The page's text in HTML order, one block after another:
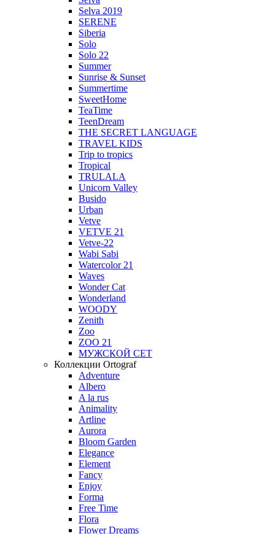
Selva 2019
SERENE
Siberia
Solo
Solo 22
Summer
Sunrise & Sunset
Summertime
SweetHome
TeaTime
TeenDream
THE SECRET LANGUAGE
TRAVEL KIDS
Trip to tropics
Tropical
TRULALA
Unicorn Valley
Busido
Urban
Vetve
VETVE 21
Vetve-22
Wabi Sabi
Watercolor 21
Waves
Wonder Cat
Wonderland
WOODY
Zenith
Zoo
ZOO 21
МУЖСКОЙ СЕТ
Коллекции Ortograf
Adventure
Albero
A la rus
Animality
Artline
Aurora
Bloom Garden
Elegance
Element
Fancy
Enjoy
Forma
Free Time
Flora
Flower Dreams